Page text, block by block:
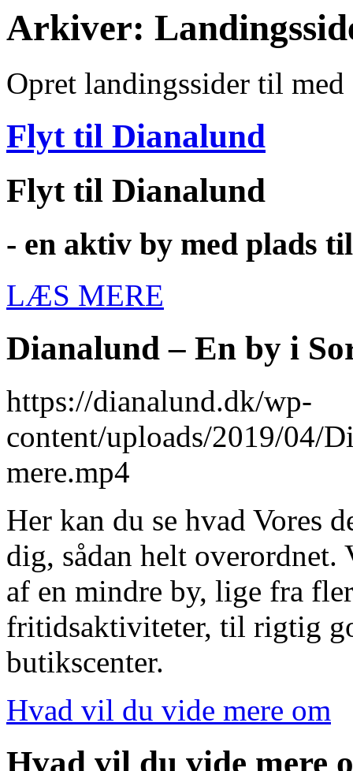
Arkiver:
Opret landingssider til
Flyt til Dianalund
Flyt til Dianalund
- en aktiv by med plads
LÆS MERE
Dianalund – En by i
https://dianalund.dk/wp-
content/uploads/2019/04/
mere.mp4
Her kan du se hvad Vores
dig, sådan helt
af en mindre by, lige fra
fritidsaktiviteter, til rigtig
butikscenter.
Hvad vil du vide mere om
Hvad vil du vide mere